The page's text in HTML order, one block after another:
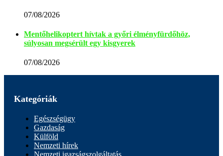
07/08/2026
Mentőhelikoptert hívtak a győri élményfürdőhöz,
súlyosan megsérült egy kisgyerek
07/08/2026
Kategóriák
Egészségügy
Gazdaság
Külföld
Nemzeti hírek